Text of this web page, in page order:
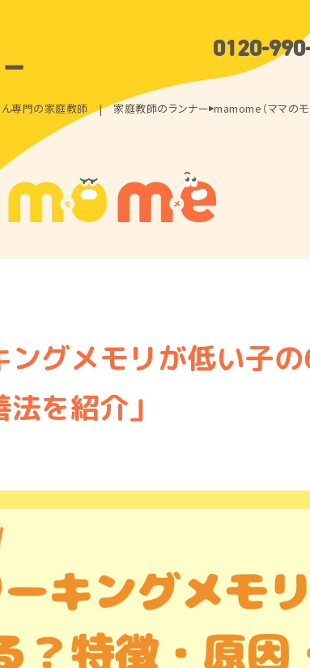
0120-
ん専門の家庭教師 | 家庭教師のランナー mamome（ママのモ
ングメモリが低い子
を紹介」